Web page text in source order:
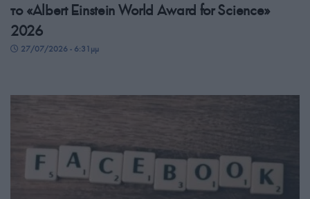
το «Albert Einstein World Award for Science»
2026
27/07/2026 - 6:31μμ